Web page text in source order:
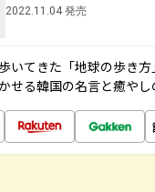
2022.11.04 発売
いてきた「地球の歩き
せる韓国の名言と癒やし